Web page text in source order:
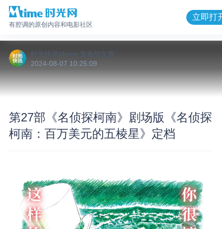
有腔调的原创内容和电影社区
立即打
时光快讯Mtime 发布的 文章
2024-08-07 10:25:09
第27部《名侦探柯南》剧场版《名侦探
柯南：百万美元的五棱星》定档